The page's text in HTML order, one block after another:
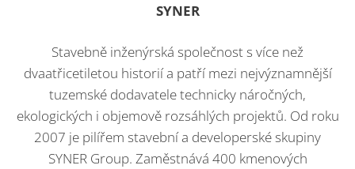
SYNER
Stavebně inženýrská společnost s více než
dvaatřicetiletou historií a patří mezi nejvýznamnější
tuzemské dodavatele technicky náročných,
ekologických i objemově rozsáhlých projektů. Od roku
2007 je pilířem stavební a developerské skupiny
SYNER Group. Zaměstnává 400 kmenových